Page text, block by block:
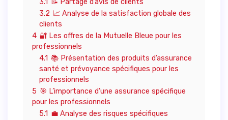
3.1 📝 Partage d’avis de clients
3.2 📈 Analyse de la satisfaction globale des
clients
4 🔐 Les offres de la Mutuelle Bleue pour les
professionnels
4.1 📚 Présentation des produits d’assurance
santé et prévoyance spécifiques pour les
professionnels
5 🎯 L’importance d’une assurance spécifique
pour les professionnels
5.1 💼 Analyse des risques spécifiques